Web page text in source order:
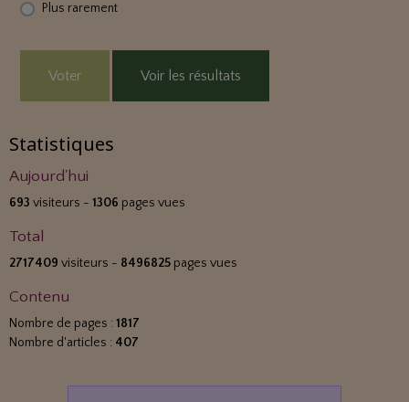
Plus rarement
Voter Voir les résultats
Statistiques
Aujourd'hui
693 visiteurs - 1306 pages vues
Total
2717409 visiteurs - 8496825 pages vues
Contenu
Nombre de pages : 1817
Nombre d'articles : 407